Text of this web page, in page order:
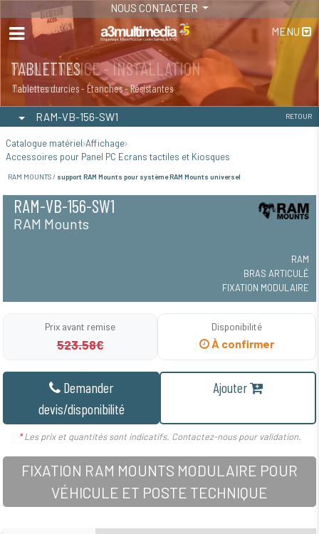
NOUS CONTACTER
MENU
MAINTENANCE - INSTALLATION
Maintenance
TABLETTES
Tablettes durcies - Étanches - Résistantes
RAM-VB-156-SW1 RETOUR
Catalogue matériel Affichage
Accessoires pour Panel PC Ecrans tactiles et Kiosques
RAM MOUNTS / support RAM Mounts pour système RAM Mounts universel
RAM-VB-156-SW1
RAM Mounts
RAM
BRAS ARTICULÉ
FIXATION MODULAIRE
Prix avant remise
523.58€
Disponibilité
À confirmer
Demander
devis/disponibilité
Ajouter
*Les prix et quantités sont indicatifs. Contactez-nous pour validation.
FIXATION RAM MOUNTS MODULAIRE POUR
VÉHICULE ET POSTE TECHNIQUE